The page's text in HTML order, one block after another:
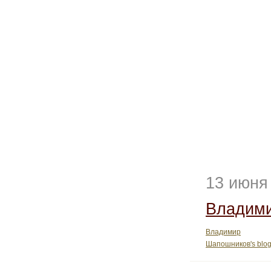
13
Владимир
Шапошников's blog